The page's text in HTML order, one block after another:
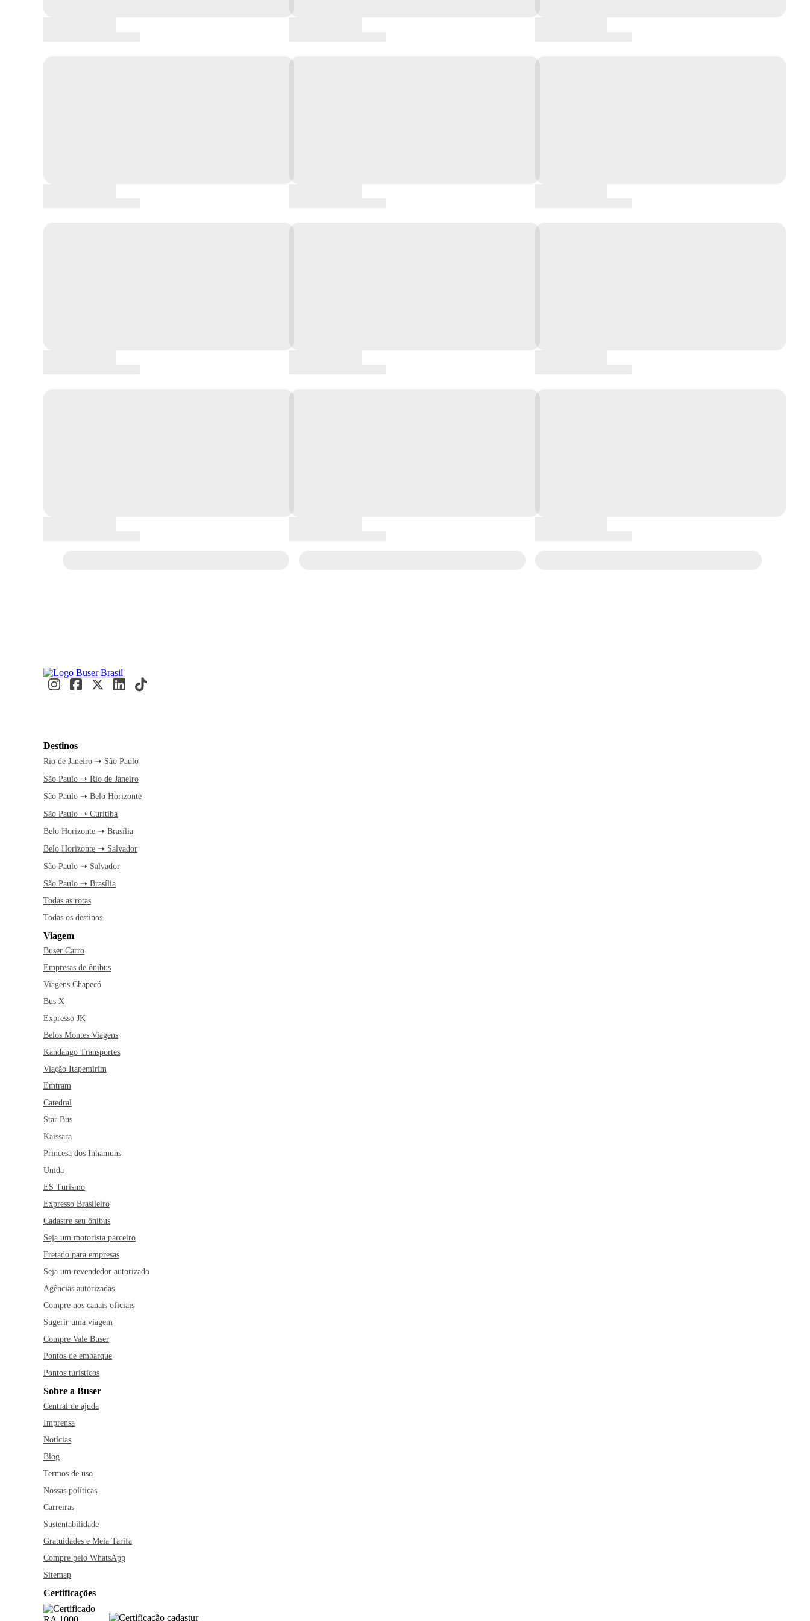
Destinos
Rio de Janeiro ➝ São Paulo
São Paulo ➝ Rio de Janeiro
São Paulo ➝ Belo Horizonte
São Paulo ➝ Curitiba
Belo Horizonte ➝ Brasília
Belo Horizonte ➝ Salvador
São Paulo ➝ Salvador
São Paulo ➝ Brasília
Todas as rotas
Todas os destinos
Viagem
Buser Carro
Empresas de ônibus
Viagens Chapecó
Bus X
Expresso JK
Belos Montes Viagens
Kandango Transportes
Viação Itapemirim
Emtram
Catedral
Star Bus
Kaissara
Princesa dos Inhamuns
Unida
ES Turismo
Expresso Brasileiro
Cadastre seu ônibus
Seja um motorista parceiro
Fretado para empresas
Seja um revendedor autorizado
Agências autorizadas
Compre nos canais oficiais
Sugerir uma viagem
Compre Vale Buser
Pontos de embarque
Pontos turísticos
Sobre a Buser
Central de ajuda
Imprensa
Notícias
Blog
Termos de uso
Nossas políticas
Carreiras
Sustentabilidade
Gratuidades e Meia Tarifa
Compre pelo WhatsApp
Sitemap
Certificações